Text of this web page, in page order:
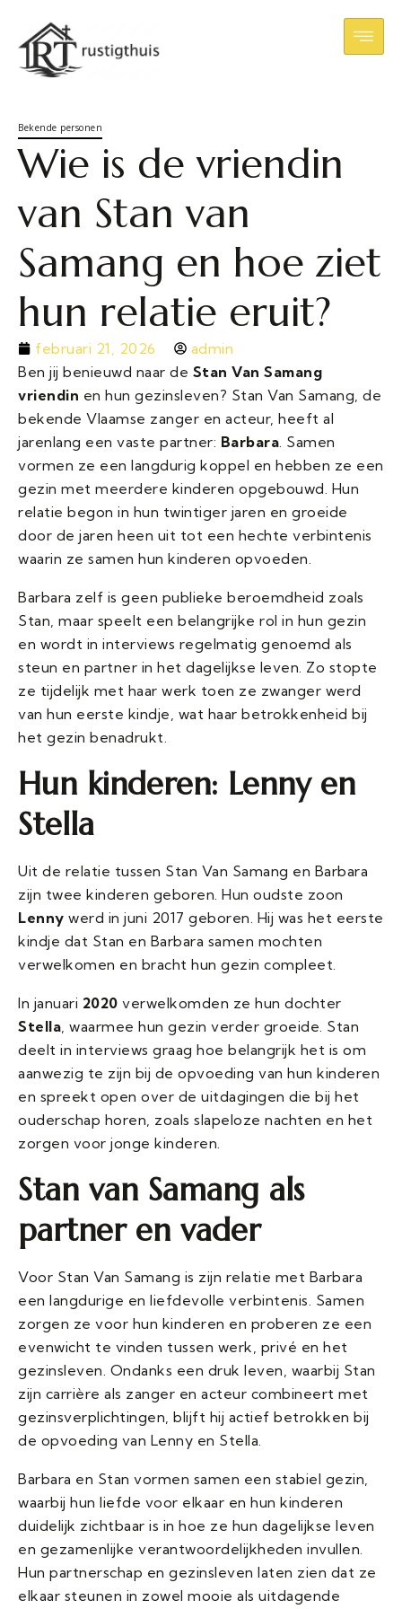
Bekende personen
Wie is de vriendin
van Stan van
Samang en hoe ziet
hun relatie eruit?
februari 21, 2026
admin
Ben jij benieuwd naar de Stan Van Samang
vriendin en hun gezinsleven? Stan Van Samang, de
bekende Vlaamse zanger en acteur, heeft al
jarenlang een vaste partner: Barbara . Samen
vormen ze een langdurig koppel en hebben ze een
gezin met meerdere kinderen opgebouwd. Hun
relatie begon in hun twintiger jaren en groeide
door de jaren heen uit tot een hechte verbintenis
waarin ze samen hun kinderen opvoeden.
Barbara zelf is geen publieke beroemdheid zoals
Stan, maar speelt een belangrijke rol in hun gezin
en wordt in interviews regelmatig genoemd als
steun en partner in het dagelijkse leven. Zo stopte
ze tijdelijk met haar werk toen ze zwanger werd
van hun eerste kindje, wat haar betrokkenheid bij
het gezin benadrukt.
Hun kinderen: Lenny en
Stella
Uit de relatie tussen Stan Van Samang en Barbara
zijn twee kinderen geboren. Hun oudste zoon
Lenny werd in juni 2017 geboren. Hij was het eerste
kindje dat Stan en Barbara samen mochten
verwelkomen en bracht hun gezin compleet.
In januari 2020 verwelkomden ze hun dochter
Stella , waarmee hun gezin verder groeide. Stan
deelt in interviews graag hoe belangrijk het is om
aanwezig te zijn bij de opvoeding van hun kinderen
en spreekt open over de uitdagingen die bij het
ouderschap horen, zoals slapeloze nachten en het
zorgen voor jonge kinderen.
Stan van Samang als
partner en vader
Voor Stan Van Samang is zijn relatie met Barbara
een langdurige en liefdevolle verbintenis. Samen
zorgen ze voor hun kinderen en proberen ze een
evenwicht te vinden tussen werk, privé en het
gezinsleven. Ondanks een druk leven, waarbij Stan
zijn carrière als zanger en acteur combineert met
gezinsverplichtingen, blijft hij actief betrokken bij
de opvoeding van Lenny en Stella.
Barbara en Stan vormen samen een stabiel gezin,
waarbij hun liefde voor elkaar en hun kinderen
duidelijk zichtbaar is in hoe ze hun dagelijkse leven
en gezamenlijke verantwoordelijkheden invullen.
Hun partnerschap en gezinsleven laten zien dat ze
elkaar steunen in zowel mooie als uitdagende